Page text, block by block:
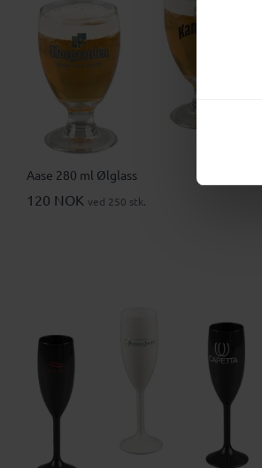
Aase 280 ml Ølglass
120 NOK ved 250 stk.